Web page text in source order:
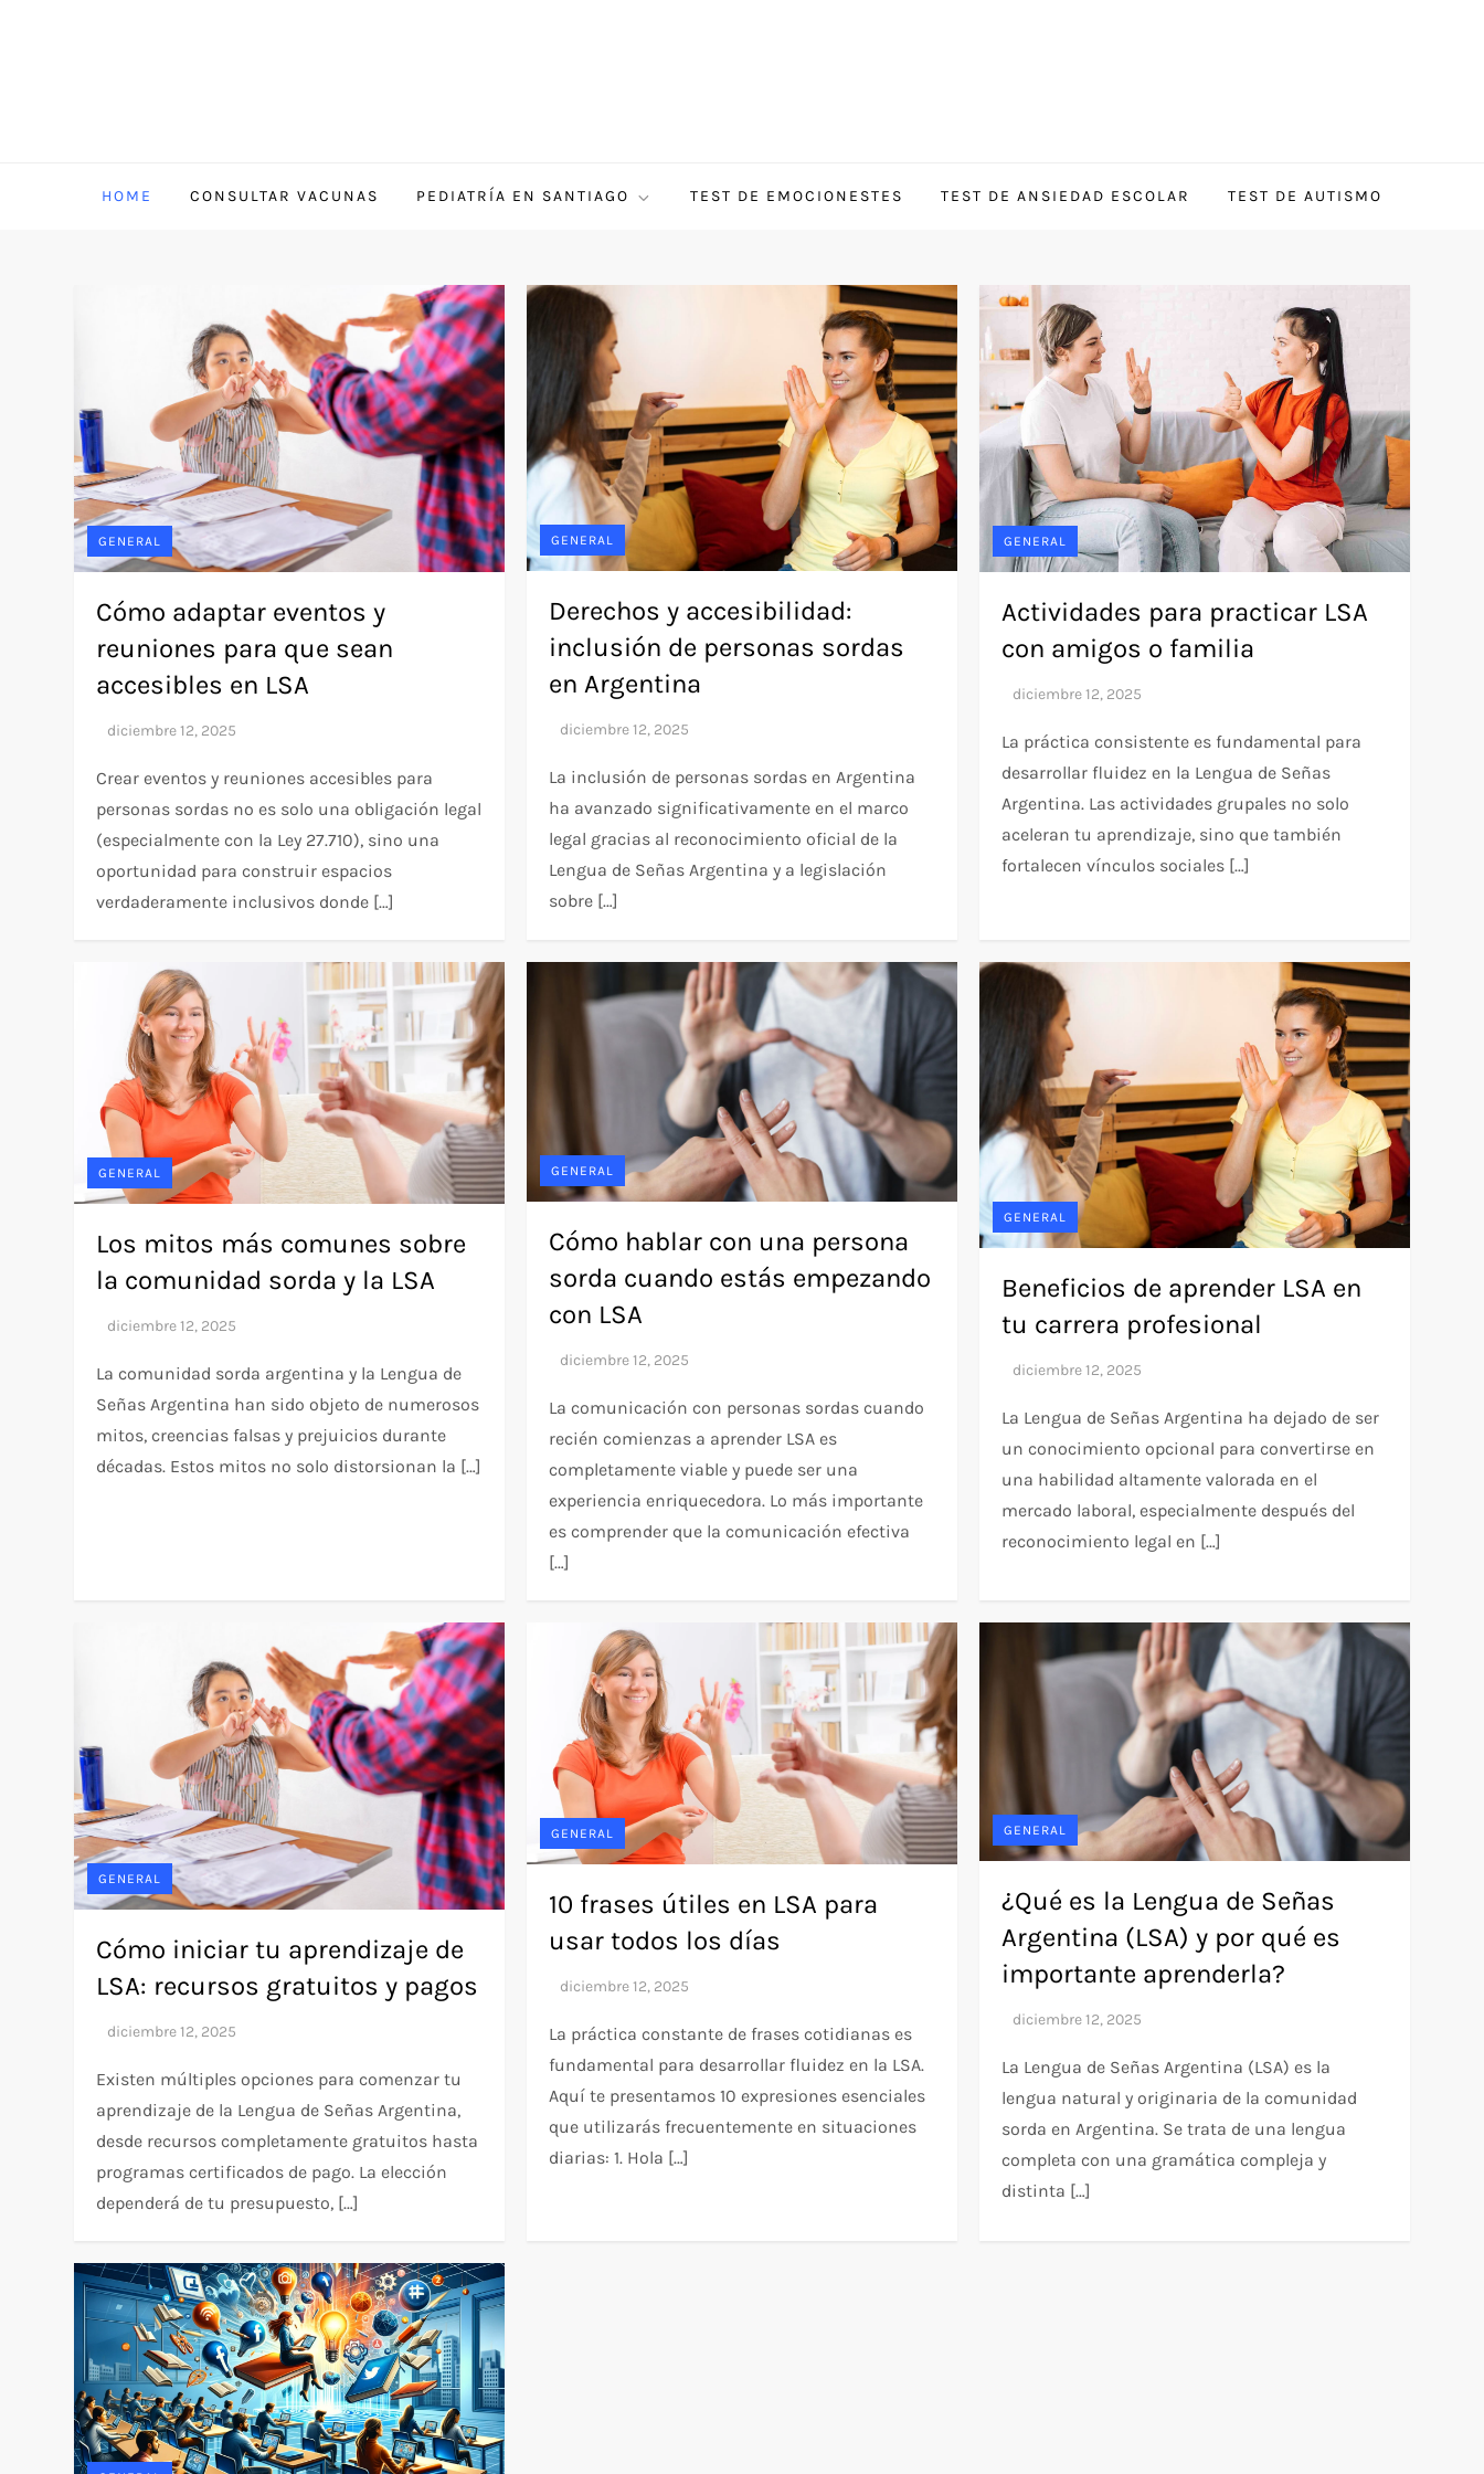
HOME CONSULTAR VACUNAS PEDIATRÍA EN SANTIAGO TEST DE EMOCIONESTES TEST DE ANSIEDAD ESCOLAR TEST DE AUTISMO
GENERAL
Cómo adaptar eventos y
reuniones para que sean
accesibles en LSA
Crear eventos y reuniones accesibles para
personas sordas no es solo una obligación legal
(especialmente con la Ley 27.710), sino una
oportunidad para construir espacios
verdaderamente inclusivos donde […]
GENERAL
Derechos y accesibilidad:
inclusión de personas sordas
en Argentina
La inclusión de personas sordas en Argentina
ha avanzado significativamente en el marco
legal gracias al reconocimiento oficial de la
Lengua de Señas Argentina y a legislación
sobre […]
GENERAL
Actividades para practicar LSA
con amigos o familia
La práctica consistente es fundamental para
desarrollar fluidez en la Lengua de Señas
Argentina. Las actividades grupales no solo
aceleran tu aprendizaje, sino que también
fortalecen vínculos sociales […]
GENERAL
Los mitos más comunes sobre
la comunidad sorda y la LSA
La comunidad sorda argentina y la Lengua de
Señas Argentina han sido objeto de numerosos
mitos, creencias falsas y prejuicios durante
décadas. Estos mitos no solo distorsionan la […]
GENERAL
Cómo hablar con una persona
sorda cuando estás empezando
con LSA
La comunicación con personas sordas cuando
recién comienzas a aprender LSA es
completamente viable y puede ser una
experiencia enriquecedora. Lo más importante
es comprender que la comunicación efectiva
[…]
GENERAL
Beneficios de aprender LSA en
tu carrera profesional
La Lengua de Señas Argentina ha dejado de ser
un conocimiento opcional para convertirse en
una habilidad altamente valorada en el
mercado laboral, especialmente después del
reconocimiento legal en […]
GENERAL
Cómo iniciar tu aprendizaje de
LSA: recursos gratuitos y pagos
Existen múltiples opciones para comenzar tu
aprendizaje de la Lengua de Señas Argentina,
desde recursos completamente gratuitos hasta
programas certificados de pago. La elección
dependerá de tu presupuesto, […]
GENERAL
10 frases útiles en LSA para
usar todos los días
La práctica constante de frases cotidianas es
fundamental para desarrollar fluidez en la LSA.
Aquí te presentamos 10 expresiones esenciales
que utilizarás frecuentemente en situaciones
diarias: 1. Hola […]
GENERAL
¿Qué es la Lengua de Señas
Argentina (LSA) y por qué es
importante aprenderla?
La Lengua de Señas Argentina (LSA) es la
lengua natural y originaria de la comunidad
sorda en Argentina. Se trata de una lengua
completa con una gramática compleja y
distinta […]